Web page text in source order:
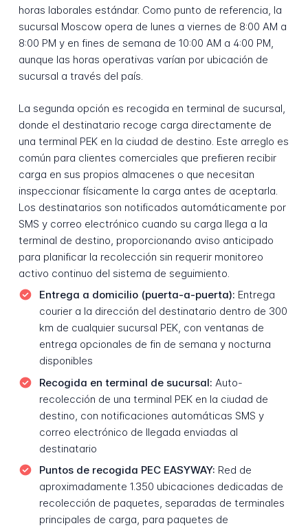
horas laborales estándar. Como punto de referencia, la
sucursal Moscow opera de lunes a viernes de 8:00 AM a
8:00 PM y en fines de semana de 10:00 AM a 4:00 PM,
aunque las horas operativas varían por ubicación de
sucursal a través del país.
La segunda opción es recogida en terminal de sucursal,
donde el destinatario recoge carga directamente de
una terminal PEK en la ciudad de destino. Este arreglo es
común para clientes comerciales que prefieren recibir
carga en sus propios almacenes o que necesitan
inspeccionar físicamente la carga antes de aceptarla.
Los destinatarios son notificados automáticamente por
SMS y correo electrónico cuando su carga llega a la
terminal de destino, proporcionando aviso anticipado
para planificar la recolección sin requerir monitoreo
activo continuo del sistema de seguimiento.
Entrega a domicilio (puerta-a-puerta): Entrega
courier a la dirección del destinatario dentro de 300
km de cualquier sucursal PEK, con ventanas de
entrega opcionales de fin de semana y nocturna
disponibles
Recogida en terminal de sucursal: Auto-
recolección de una terminal PEK en la ciudad de
destino, con notificaciones automáticas SMS y
correo electrónico de llegada enviadas al
destinatario
Puntos de recogida PEC EASYWAY: Red de
aproximadamente 1.350 ubicaciones dedicadas de
recolección de paquetes, separadas de terminales
principales de carga, para paquetes de